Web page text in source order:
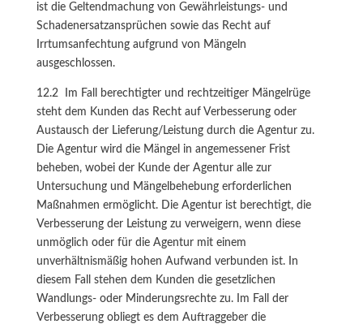
ist die Geltendmachung von Gewährleistungs- und
Schadenersatzansprüchen sowie das Recht auf
Irrtumsanfechtung aufgrund von Mängeln
ausgeschlossen.
12.2 Im Fall berechtigter und rechtzeitiger Mängelrüge
steht dem Kunden das Recht auf Verbesserung oder
Austausch der Lieferung/Leistung durch die Agentur zu.
Die Agentur wird die Mängel in angemessener Frist
beheben, wobei der Kunde der Agentur alle zur
Untersuchung und Mängelbehebung erforderlichen
Maßnahmen ermöglicht. Die Agentur ist berechtigt, die
Verbesserung der Leistung zu verweigern, wenn diese
unmöglich oder für die Agentur mit einem
unverhältnismäßig hohen Aufwand verbunden ist. In
diesem Fall stehen dem Kunden die gesetzlichen
Wandlungs- oder Minderungsrechte zu. Im Fall der
Verbesserung obliegt es dem Auftraggeber die